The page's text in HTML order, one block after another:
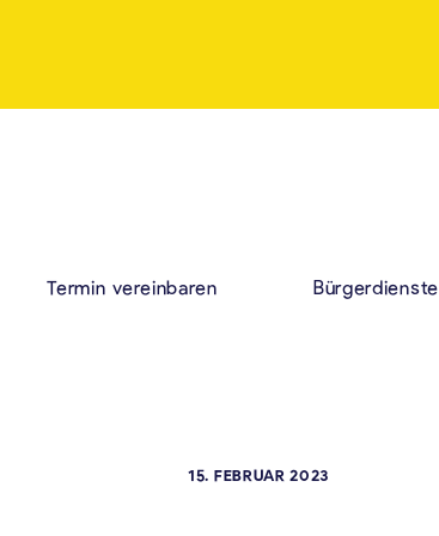
Termin vereinbaren Bürgerdienste
15. FEBRUAR 2023